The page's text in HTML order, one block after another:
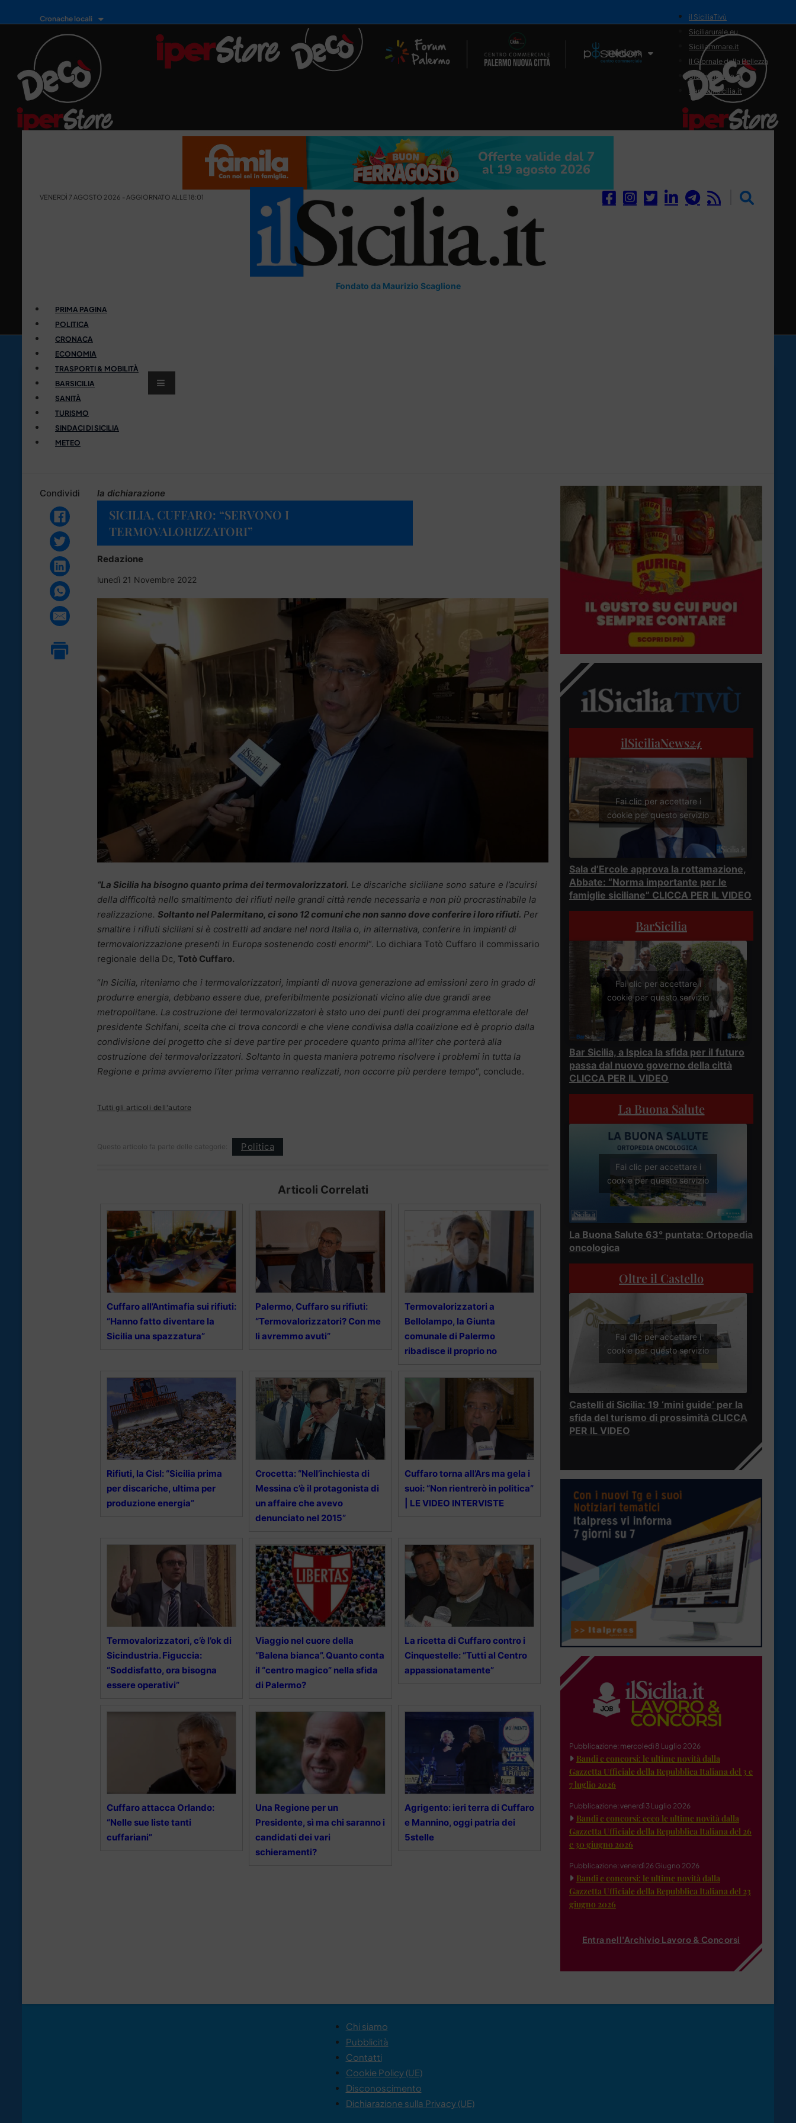
Cronache locali
Il Network
il SiciliaTivù
Siciliarurale.eu
Siciliammare.it
Il Giornale della Bellezza
Siciliamedica.it
Sanitainsicilia.it
VENERDÌ 7 AGOSTO 2026 - AGGIORNATO ALLE 18:01
Fondato da Maurizio Scaglione
PRIMA PAGINA
POLITICA
CRONACA
ECONOMIA
TRASPORTI & MOBILITÀ
BARSICILIA
SANITÀ
TURISMO
SINDACI DI SICILIA
METEO
Condividi la dichiarazione
SICILIA, CUFFARO: “SERVONO I
TERMOVALORIZZATORI”
Redazione
lunedì 21 Novembre 2022
“La Sicilia ha bisogno quanto prima dei termovalorizzatori. Le discariche siciliane sono sature e l’acuirsi
della difficoltà nello smaltimento dei rifiuti nelle grandi città rende necessaria e non più procrastinabile la
realizzazione. Soltanto nel Palermitano, ci sono 12 comuni che non sanno dove conferire i loro rifiuti. Per
smaltire i rifiuti siciliani si è costretti ad andare nel nord Italia o, in alternativa, conferire in impianti di
termovalorizzazione presenti in Europa sostenendo costi enormi“. Lo dichiara Totò Cuffaro il commissario
regionale della Dc, Totò Cuffaro.
“In Sicilia, riteniamo che i termovalorizzatori, impianti di nuova generazione ad emissioni zero in grado di
produrre energia, debbano essere due, preferibilmente posizionati vicino alle due grandi aree
metropolitane. La costruzione dei termovalorizzatori è stato uno dei punti del programma elettorale del
presidente Schifani, scelta che ci trova concordi e che viene condivisa dalla coalizione ed è proprio dalla
condivisione del progetto che si deve partire per procedere quanto prima all’iter che porterà alla
costruzione dei termovalorizzatori. Soltanto in questa maniera potremo risolvere i problemi in tutta la
Regione e prima avvieremo l’iter prima verranno realizzati, non occorre più perdere tempo“, conclude.
Tutti gli articoli dell'autore
Questo articolo fa parte delle categorie: Politica
Articoli Correlati
Cuffaro all’Antimafia sui rifiuti:
“Hanno fatto diventare la
Sicilia una spazzatura”
Palermo, Cuffaro su rifiuti:
“Termovalorizzatori? Con me
li avremmo avuti”
Termovalorizzatori a
Bellolampo, la Giunta
comunale di Palermo
ribadisce il proprio no
Rifiuti, la Cisl: “Sicilia prima
per discariche, ultima per
produzione energia”
Crocetta: “Nell’inchiesta di
Messina c’è il protagonista di
un affaire che avevo
denunciato nel 2015”
Cuffaro torna all’Ars ma gela i
suoi: “Non rientrerò in politica”
| LE VIDEO INTERVISTE
Termovalorizzatori, c’è l’ok di
Sicindustria. Figuccia:
“Soddisfatto, ora bisogna
essere operativi”
Viaggio nel cuore della
“Balena bianca”. Quanto conta
il “centro magico” nella sfida
di Palermo?
La ricetta di Cuffaro contro i
Cinquestelle: “Tutti al Centro
appassionatamente”
Cuffaro attacca Orlando:
“Nelle sue liste tanti
cuffariani”
Una Regione per un
Presidente, sì ma chi saranno i
candidati dei vari
schieramenti?
Agrigento: ieri terra di Cuffaro
e Mannino, oggi patria dei
5stelle
ilSiciliaNews24
Fai clic per accettare i
cookie per questo servizio
Sala d’Ercole approva la rottamazione,
Abbate: “Norma importante per le
famiglie siciliane” CLICCA PER IL VIDEO
BarSicilia
Fai clic per accettare i
cookie per questo servizio
Bar Sicilia, a Ispica la sfida per il futuro
passa dal nuovo governo della città
CLICCA PER IL VIDEO
La Buona Salute
Fai clic per accettare i
cookie per questo servizio
La Buona Salute 63° puntata: Ortopedia
oncologica
Oltre il Castello
Fai clic per accettare i
cookie per questo servizio
Castelli di Sicilia: 19 ‘mini guide’ per la
sfida del turismo di prossimità CLICCA
PER IL VIDEO
Pubblicazione: mercoledì 8 Luglio 2026
Bandi e concorsi: le ultime novità dalla
Gazzetta Ufficiale della Repubblica Italiana del 3 e
7 luglio 2026
Pubblicazione: venerdì 3 Luglio 2026
Bandi e concorsi: ecco le ultime novità dalla
Gazzetta Ufficiale della Repubblica Italiana del 26
e 30 giugno 2026
Pubblicazione: venerdì 26 Giugno 2026
Bandi e concorsi: le ultime novità dalla
Gazzetta Ufficiale della Repubblica Italiana del 23
giugno 2026
Entra nell'Archivio Lavoro & Concorsi
Chi siamo
Pubblicità
Contatti
Cookie Policy (UE)
Disconoscimento
Dichiarazione sulla Privacy (UE)